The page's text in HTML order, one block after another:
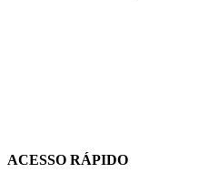
ACESSO RÁPIDO